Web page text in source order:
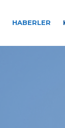
HABERLER